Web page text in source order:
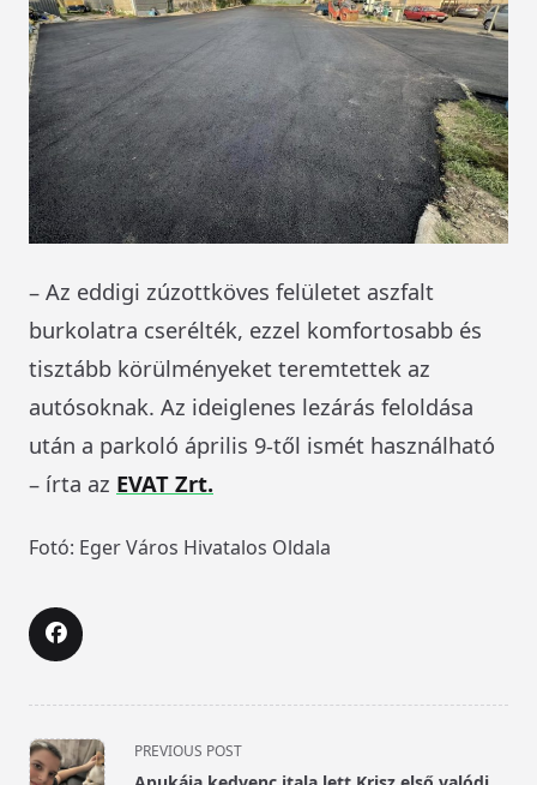
– Az eddigi zúzottköves felületet aszfalt
burkolatra cserélték, ezzel komfortosabb és
tisztább körülményeket teremtettek az
autósoknak. Az ideiglenes lezárás feloldása
után a parkoló április 9-től ismét használható
– írta az EVAT Zrt.
Fotó: Eger Város Hivatalos Oldala
<span
class="nav-
PREVIOUS POST